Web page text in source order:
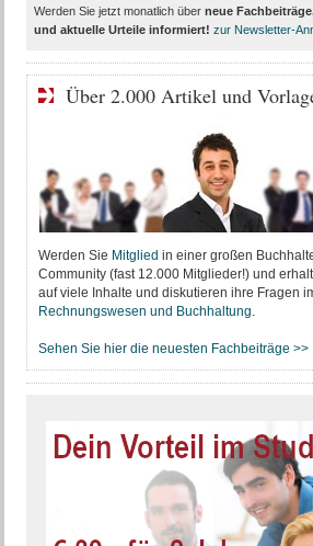
Werden Sie jetzt monatlich über neue
und aktuelle Urteileinformiert! zur Newsletter-
Über 2.000 Artikel und
Werden Sie Mitglied in einer großen
Community (fast 12.000 Mitglieder!) und
auf viele Inhalte und diskutieren ihre Fragen
Rechnungswesen und Buchhaltung.
Sehen Sie hier die neuesten Fachbeiträge >>